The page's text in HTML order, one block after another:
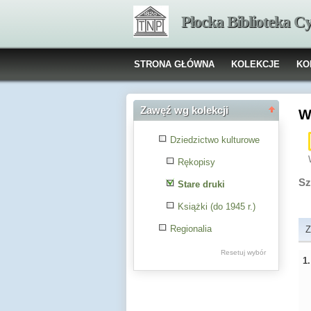
Płocka Biblioteka
STRONA GŁÓWNA KOLEKCJE
Zawęź wg kolekcji
Dziedzictwo kulturowe
Rękopisy
Stare druki
Książki (do 1945 r.)
Regionalia
Resetuj wybór